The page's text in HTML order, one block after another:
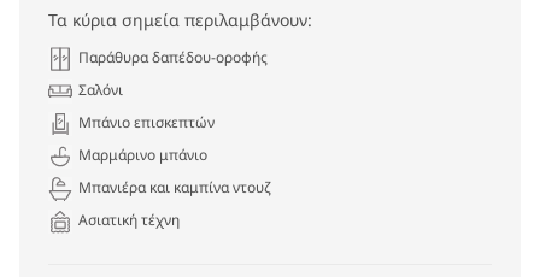
Τα κύρια σημεία περιλαμβάνουν:
Παράθυρα δαπέδου-οροφής
Σαλόνι
Μπάνιο επισκεπτών
Μαρμάρινο μπάνιο
Μπανιέρα και καμπίνα ντουζ
Ασιατική τέχνη